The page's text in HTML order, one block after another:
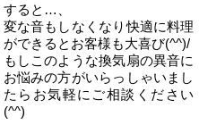
すると…、
変な音もしなくなり快適に料理
ができるとお客様も大喜び(^^)/
もしこのような換気扇の異音に
お悩みの方がいらっしゃいまし
たらお気軽にご相談ください
(^^)